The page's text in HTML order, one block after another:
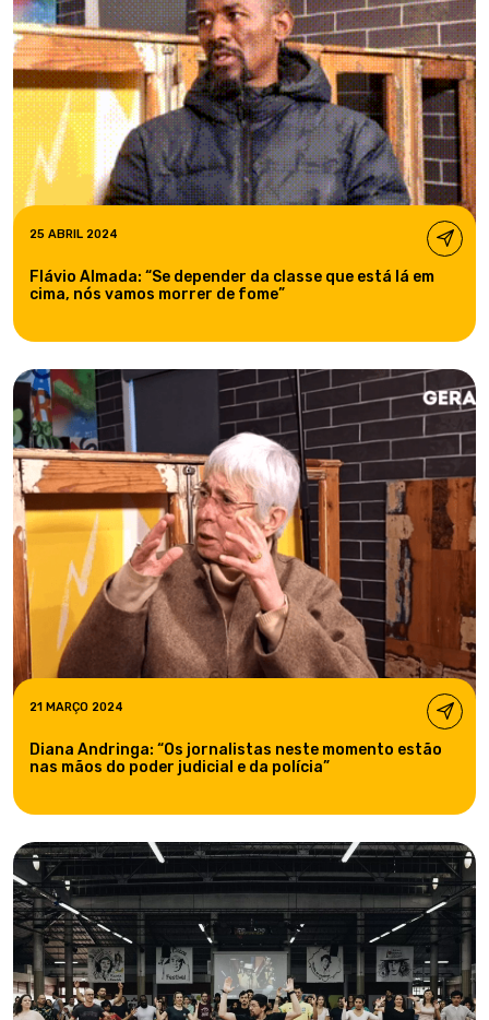
25 ABRIL 2024
Flávio Almada: “Se depender da classe que está lá em
cima, nós vamos morrer de fome”
21 MARÇO 2024
Diana Andringa: “Os jornalistas neste momento estão
nas mãos do poder judicial e da polícia”